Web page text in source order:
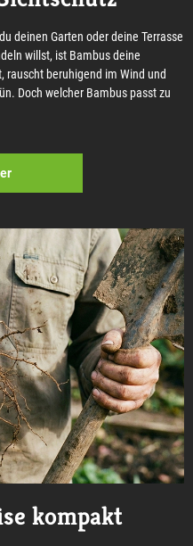
deinen Garten oder deine Terrasse
willst, ist Bambus deine
rauscht beruhigend im Wind und
Doch welcher Bambus passt zu
kompakt